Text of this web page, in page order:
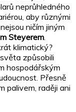
neprůhledného
aby různými
ničím jiným
Steyerem
klimatický?
způsobili
hospodářským
Přesně
palivem, raději ani